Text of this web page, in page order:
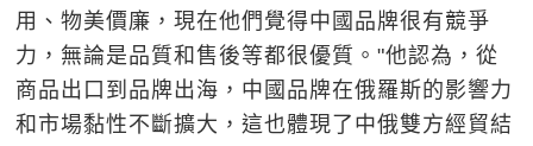
用、物美價廉，現在他們覺得中國品牌很有競爭
力，無論是品質和售後等都很優質。"他認為，從
商品出口到品牌出海，中國品牌在俄羅斯的影響力
和市場黏性不斷擴大，這也體現了中俄雙方經貿結